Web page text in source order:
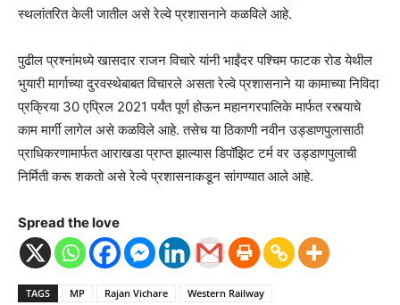
स्थलांतरित केली जातील असे रेल्वे प्रशासनाने कळविले आहे.
पुढील प्रश्नांमध्ये खासदार राजन विचारे यांनी भाईंदर पश्चिम फाटक रोड येथील
भुयारी मार्गाच्या दुरवस्थेबाबत विचारले असता रेल्वे प्रशासनाने या कामाच्या निविदा
प्रक्रिया 30 एप्रिल 2021 पर्यंत पूर्ण होऊन महानगरपालिके मार्फत रस्त्याचे
काम मार्गी लागेल असे कळविले आहे. तसेच या ठिकाणी नवीन उड्डाणपुलासाठी
प्राधिकरणामार्फत आराखडा प्राप्त झाल्यास डिपॉझिट टर्म वर उड्डाणपुलाची
निर्मिती करू शकतो असे रेल्वे प्रशासनाकडून सांगण्यात आले आहे.
Spread the love
TAGS MP Rajan Vichare Western Railway